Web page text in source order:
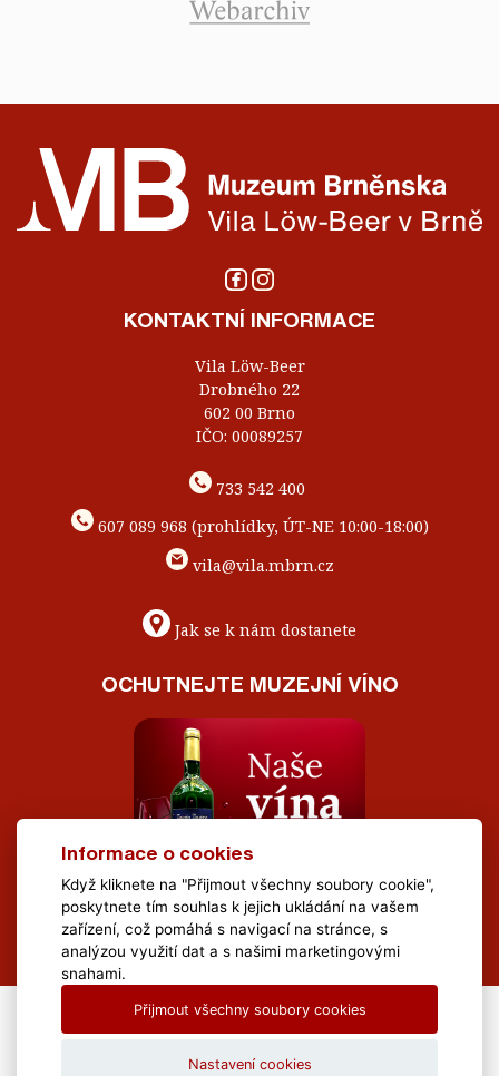
KONTAKTNÍ INFORMACE
Vila Löw-Beer
Drobného 22
602 00 Brno
IČO: 00089257
733 542 400
607 089 968 (prohlídky, ÚT-NE 10:00-18:00)
vila@vila.mbrn.cz
Jak se k nám dostanete
OCHUTNEJTE MUZEJNÍ VÍNO
All Rights Reserved Muzeum Brněnska © 2020, Webdesign by
Informace o cookies
Když kliknete na "Přijmout všechny soubory cookie",
poskytnete tím souhlas k jejich ukládání na vašem
zařízení, což pomáhá s navigací na stránce, s
analýzou využití dat a s našimi marketingovými
snahami.
Přijmout všechny soubory cookies
Nastavení cookies